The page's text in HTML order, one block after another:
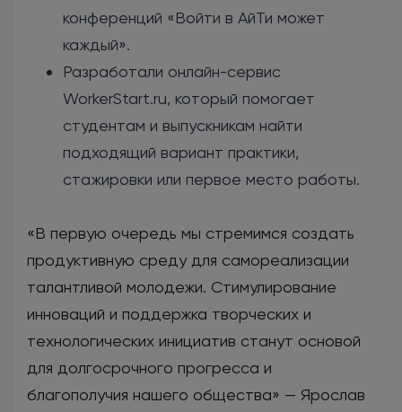
конференций «Войти в АйТи может
каждый».
Разработали онлайн-сервис
WorkerStart.ru, который помогает
студентам и выпускникам найти
подходящий вариант практики,
стажировки или первое место работы.
«В первую очередь мы стремимся создать
продуктивную среду для самореализации
талантливой молодежи. Стимулирование
инноваций и поддержка творческих и
технологических инициатив станут основой
для долгосрочного прогресса и
благополучия нашего общества» — Ярослав